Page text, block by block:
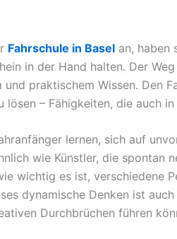
Fahrschule in Basel an, haben
in der Hand halten. Der
praktischem Wissen. Den
lösen – Fähigkeiten, die auch
lernen, sich auf
wie Künstler, die spontan
wichtig es ist, verschiedene
dynamische Denken ist
Durchbrüchen führen